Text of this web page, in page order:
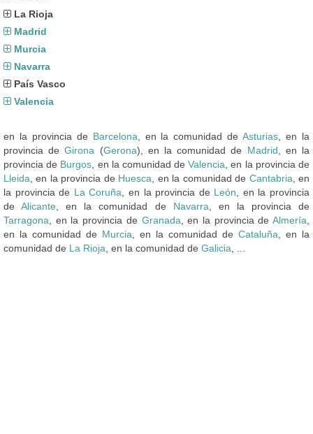
La Rioja
Madrid
Murcia
Navarra
País Vasco
Valencia
en la provincia de Barcelona , en la comunidad deAsturias , en la
provincia deGirona (Gerona), en la comunidad de Madrid , en la
provincia de Burgos , en la comunidad deValencia , en la provincia de
Lleida , en la provincia de Huesca , en la comunidad de Cantabria , en
la provincia de La Coruña , en la provincia de León , en la provincia
deAlicante , en la comunidad de Navarra , en la provincia de
Tarragona , en la provincia de Granada , en la provincia de Almería
en la comunidad de Murcia , en la comunidad de Cataluña , en la
comunidad de La Rioja , en la comunidad de Galicia